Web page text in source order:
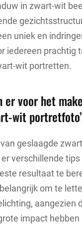
in zwart-wit
uniek en
iedereen prachtig
wit portretten.
voor het
wit
geslaagde
verschillende
resultaat te
om te
aangezien
impact